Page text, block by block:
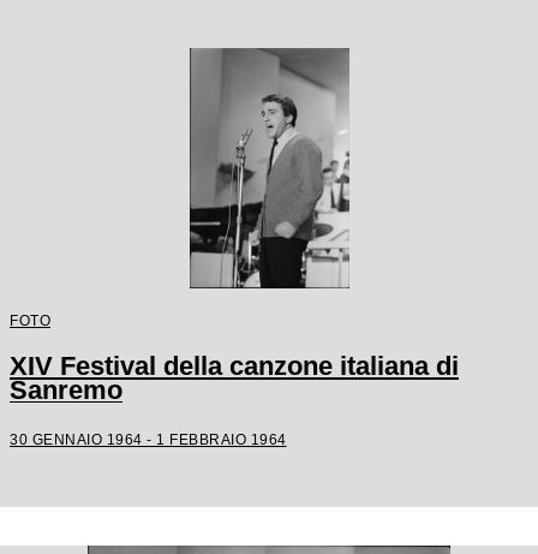
FOTO
XIV Festival della canzone italiana di
Sanremo
30 GENNAIO 1964 - 1 FEBBRAIO 1964